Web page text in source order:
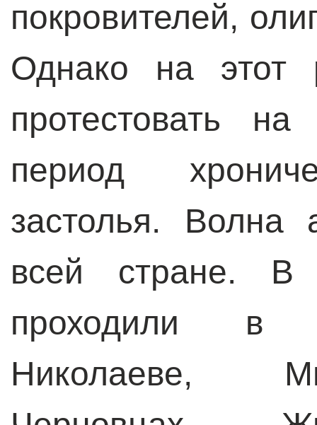
покровителей,
Однако на этот
протестовать
период
застолья. Волна
всей стране. В
проходили в
Николаеве,